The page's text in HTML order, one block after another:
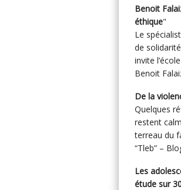
Benoit
éthique"
Le
de
invite
Benoit
De la
Quelques
restent
terreau du
“Tleb” –
Les
étude sur